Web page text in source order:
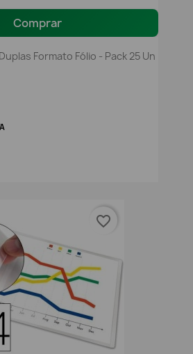
Comprar
Formato Fólio - Pack 25 Un
favorite_border